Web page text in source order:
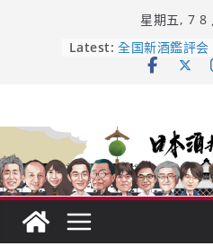
星期五, 7 8
Latest:
日本酒類地理
全国新酒鑑評
新酒角逐，誰是
龜之井酒造：
吟釀的堅持與